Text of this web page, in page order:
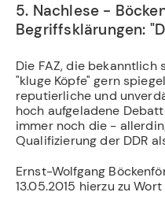
5. Nachlese -
Begriffsklärungen:
Die FAZ, die
"kluge Köpfe" gern
reputierliche und
hoch aufgeladene
immer noch die -
Qualifizierung der DDR
Ernst-Wolfgang
13.05.2015 hierzu zu